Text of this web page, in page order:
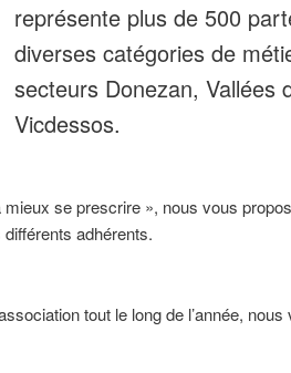
représente plus de 500
diverses catégories de
secteurs Donezan, Vallées
Vicdessos.
se prescrire », nous vous
adhérents.
tout le long de l’année,